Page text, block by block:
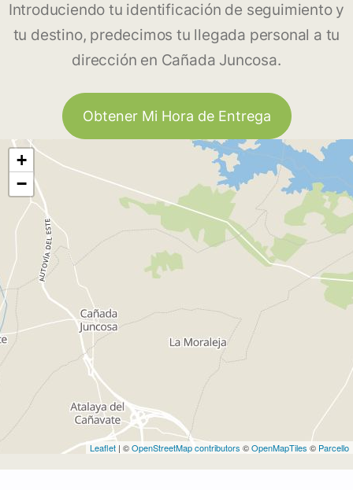
Introduciendo tu identificación de seguimiento y
tu destino, predecimos tu llegada personal a tu
dirección en Cañada Juncosa.
Obtener Mi Hora de Entrega
+
−
Leaflet | ©OpenStreetMap contributors ©OpenMapTiles © Parcello